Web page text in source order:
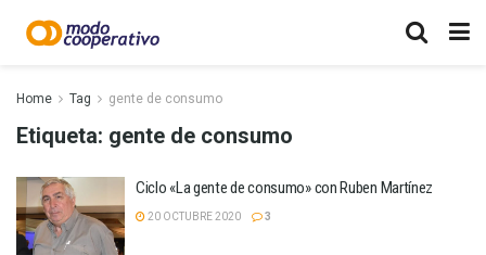
Home Tag gente de consumo
Etiqueta: gente de consumo
Ciclo «La gente de consumo» con Ruben Martínez
20 OCTUBRE 2020 3